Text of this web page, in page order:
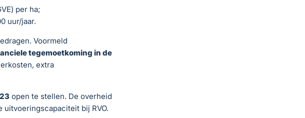
per ha;
uur/jaar.
Voormeld
tegemoetkoming in de
extra
open te stellen. De overheid
bij RVO.